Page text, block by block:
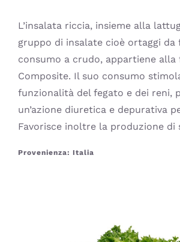
L’insalata riccia, insieme alla
gruppo di insalate cioè ortaggi da
consumo a crudo, appartiene alla
Composite. Il suo consumo
funzionalità del fegato e dei reni,
un’azione diuretica e depurativa
Favorisce inoltre la produzione di
Provenienza: Italia